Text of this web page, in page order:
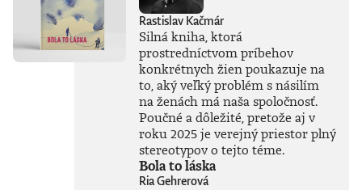
Rastislav Kačmár
Silná kniha, ktorá
prostredníctvom príbehov
konkrétnych žien poukazuje na
to, aký veľký problém s násilím
na ženách má naša spoločnosť.
Poučné a dôležité, pretože aj v
roku 2025 je verejný priestor plný
stereotypov o tejto téme.
Bola to láska
Ria Gehrerová